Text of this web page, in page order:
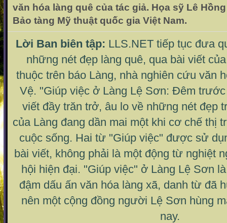
văn hóa làng quê của tác giả. Họa sỹ Lê
Bảo tàng Mỹ thuật quốc gia Việt Nam.
Lời Ban biên tập: LLS.NET tiếp tục đưa
những nét đẹp làng quê, qua bài viết
thuộc trên báo Làng, nhà nghiên cứu văn
Vệ. "Giúp việc ở Làng Lệ Sơn: Đêm
viết đầy trăn trở, âu lo về những nét đẹp
của Làng đang dần mai một khi cơ chế thị
cuộc sống. Hai từ "Giúp việc" được sử
bài viết, không phải là một động từ nghiệt
hội hiện đại. "Giúp việc" ở Làng Lệ Sơn
đậm dấu ấn văn hóa làng xã, danh từ đã
nên một cộng đồng người Lệ Sơn hùng
nay.